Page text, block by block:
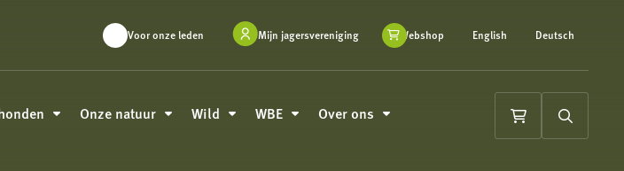
Voor onze leden Mijn jagersvereniging Webshop English Deutsch
Onze natuur Wild WBE Over ons
Winkelwagen
Zoeken